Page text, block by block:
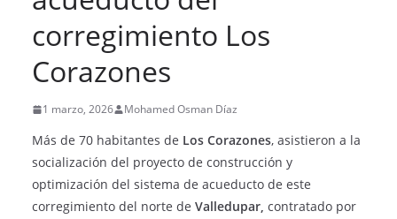
corregimiento Los
Corazones
1 marzo, 2026 Mohamed Osman Díaz
Más de 70 habitantes de Los Corazones, asistieron a la
socialización del proyecto de construcción y
optimización del sistema de acueducto de este
corregimiento del norte de Valledupar, contratado por